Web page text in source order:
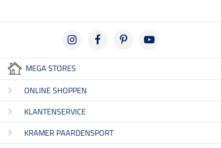
MEGA STORES
ONLINE SHOPPEN
KLANTENSERVICE
KRAMER PAARDENSPORT